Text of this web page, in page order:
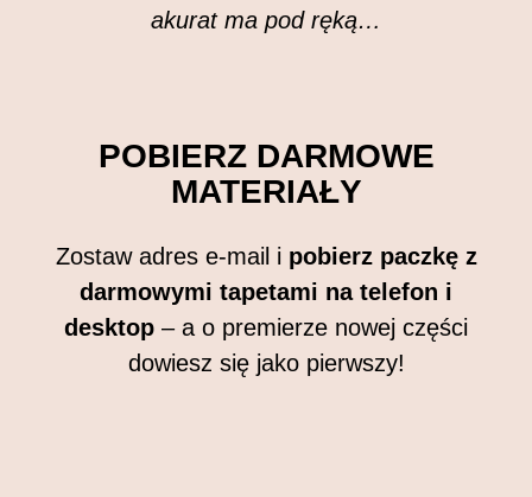
akurat ma pod ręką…
POBIERZ DARMOWE
MATERIAŁY
Zostaw adres e-mail i pobierz paczkę z
darmowymi tapetami na telefon i
desktop – a o premierze nowej części
dowiesz się jako pierwszy!